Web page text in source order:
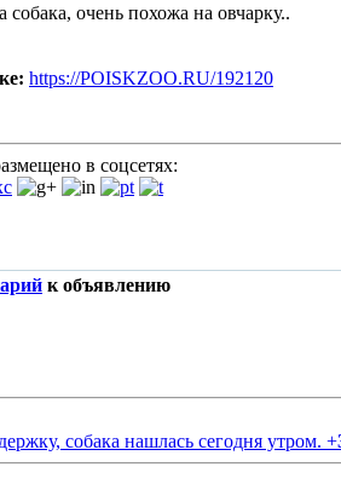
очень похожа на овчарку..
https://POISKZOO.RU/192120
в соцсетях:
к объявлению
собака нашлась сегодня утром. +